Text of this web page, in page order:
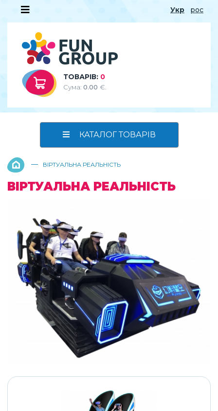
Укр рос
ТОВАРІВ: 0
Сума: 0.00 €.
КАТАЛОГ ТОВАРІВ
— ВІРТУАЛЬНА РЕАЛЬНІСТЬ
ВІРТУАЛЬНА РЕАЛЬНІСТЬ